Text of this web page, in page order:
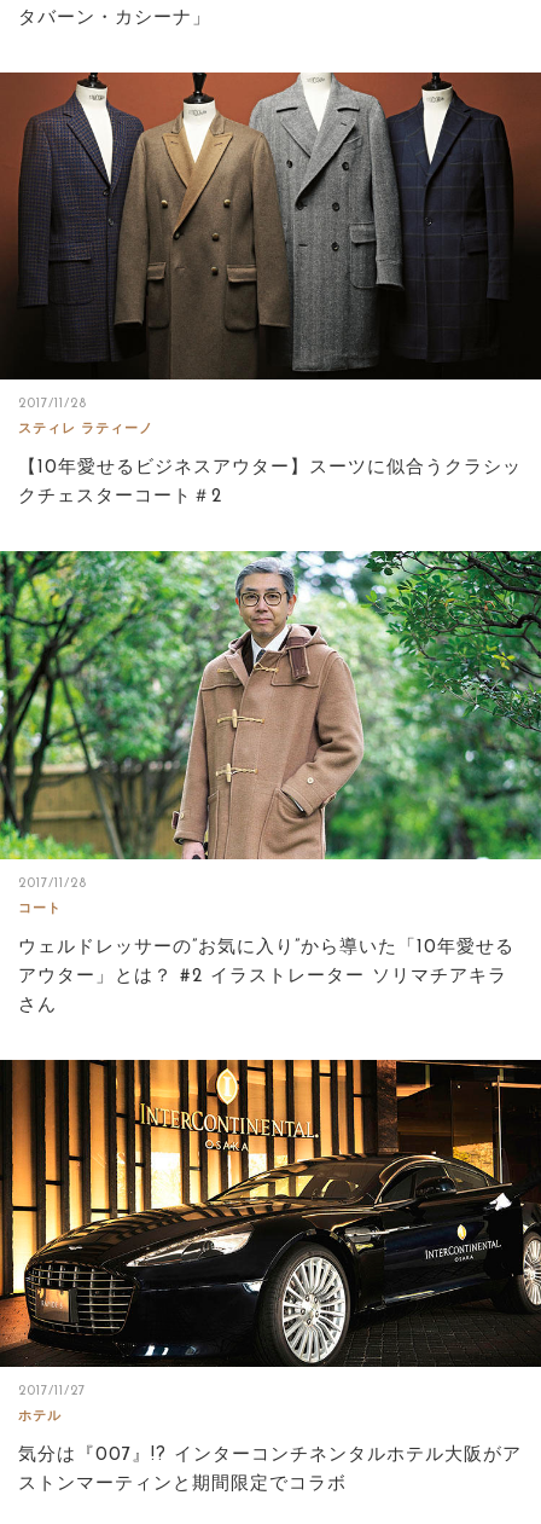
タバーン・カシーナ」
2017/11/28
スティレ ラティーノ
【10年愛せるビジネスアウター】スーツに似合うクラシッ
クチェスターコート＃2
2017/11/28
コート
ウェルドレッサーの”お気に入り”から導いた「10年愛せる
アウター」とは？ #2 イラストレーター ソリマチアキラ
さん
2017/11/27
ホテル
気分は『007』!? インターコンチネンタルホテル大阪がア
ストンマーティンと期間限定でコラボ